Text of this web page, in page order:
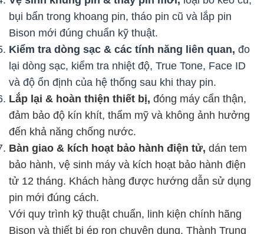
bụi bẩn trong khoang pin, tháo pin cũ và lắp pin
Bison mới đúng chuẩn kỹ thuật.
Kiểm tra dòng sạc & các tính năng liên quan, đo
lại dòng sạc, kiểm tra nhiệt độ, True Tone, Face ID
và độ ổn định của hệ thống sau khi thay pin.
Lắp lại & hoàn thiện thiết bị, đóng máy cẩn thận,
đảm bảo độ kín khít, thẩm mỹ và không ảnh hưởng
đến khả năng chống nước.
Bàn giao & kích hoạt bảo hành điện tử, dán tem
bảo hành, vệ sinh máy và kích hoạt bảo hành điện
tử 12 tháng. Khách hàng được hướng dẫn sử dụng
pin mới đúng cách.
Với quy trình kỹ thuật chuẩn, linh kiện chính hãng
Bison và thiết bị ép ron chuyên dụng, Thành Trung